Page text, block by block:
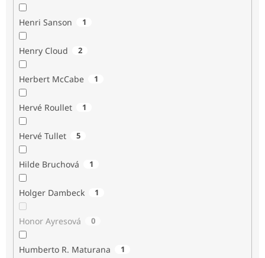
Henri Sanson 1
Henry Cloud 2
Herbert McCabe 1
Hervé Roullet 1
Hervé Tullet 5
Hilde Bruchová 1
Holger Dambeck 1
Honor Ayresová 0
Humberto R. Maturana 1